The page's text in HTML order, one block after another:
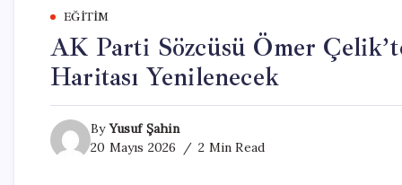
EĞITIM
AK Parti Sözcüsü Ömer
Haritası Yenilenecek
ByYusuf Şahin
20 Mayıs 2026
2 Min Read